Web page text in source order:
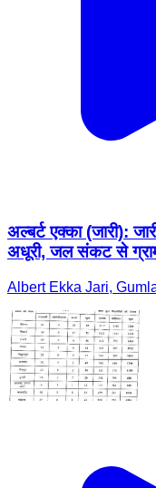
अल्बर्ट एक्का (जारी):
अधूरी, जल संकट से
Albert Ekka Jari,